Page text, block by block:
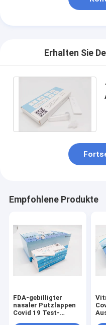
Erhalten Sie
Empfohlene Produkte
FDA-gebilligter
nasaler Putzlappen
Covid 19 Test-